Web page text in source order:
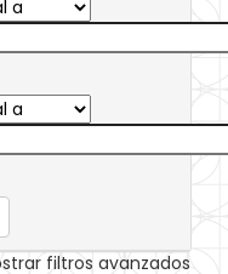
filtros avanzados